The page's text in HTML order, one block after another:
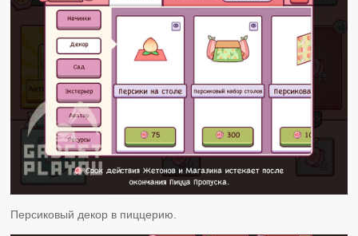
Персиковый декор в пиццерию.